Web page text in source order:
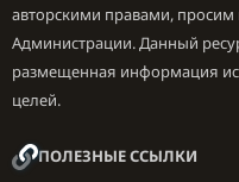
авторскими правами,
Администрации. Данный
размещенная информация
целей.
ПОЛЕЗНЫЕ ССЫЛКИ